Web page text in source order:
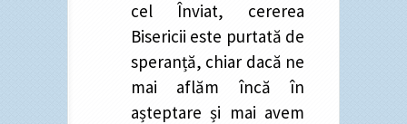
cel Înviat, cererea
Bisericii este purtată de
speranță, chiar dacă ne
mai aflăm încă în
așteptare și mai avem